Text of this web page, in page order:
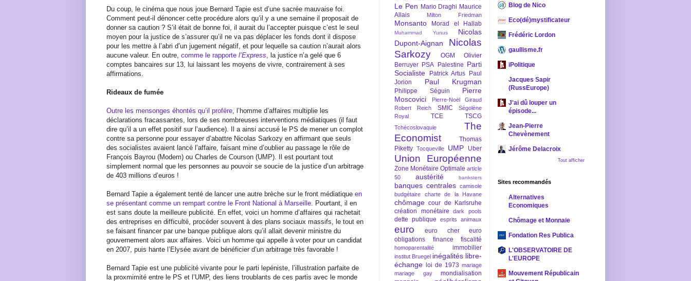
Du coup, le cinéma que nous joue Bernard Tapie est d’une sacrée mauvaise foi.
Comment peut-il dénoncer cette procédure alors qu’il y a une semaine il proposait de
donner sa caution ? S’il était de bonne foi, il aurait du l’accepter puisque c’est le seul
moyen pour la justice de s’assurer qu’il ne va pas déplacer les fonds dont il dispose
pour les mettre à l’abri d’un jugement négatif, et pour lequelle sa caution n’aurait alors
aucune valeur. En outre, comme le rapporte l’Express , la justice n’a gelé que 6
comptes bancaires sur 13, lui laissant les moyens de vivre, contrairement à ses
affirmations.
Rideaux de fumée
Outre les mensonges éhontés qu’il profère , l’homme d’affaires multiplie les
déclarations fracassantes, lors de ses nombreuses interventions médiatiques (il faut
dire qu’il a un effet positif sur l’audience). Il a ainsi accusé le PS de mener un complot
contre sa personne pour essayer d’abattre Nicolas Sarkozy en affirmant que seuls
des socialistes avaient lancé l’affaire, faisant mine d’oublier au passage le rôle de
François Bayrou (Modem) ou Charles de Courson (UMP). Il est pourtant tout
simplement normal que les personnes au pouvoir se soucie de la justice d’un arbitrage
de 403 millions d’euros !
Bernard Tapie a également tenté de lancer une autre brèche sur le front médiatique en
se présentant comme un rempart contre le Front National à Marseille . Pourtant, il en
est sans doute la meilleure publicité. En effet, voici un homme d’affaires qui rachetait
des entreprises en difficulté, procéder souvent à des plans sociaux massifs, le tout en
se faisant financer par une banque publique alors qu’il allait devenir ministre du
gouvernement alors aux affaires. Voici un homme qui appelle à voter pour un candidat
en 2007, puis hante l’Elysée avant de bénéficier d’un arbitrage très favorable !
Bernard Tapie est une publicité vivante pour le parti lepéniste, l’illustration parfaite de
la proxmimité entre le PS et l’UMP, des liens troublants de ces partis avec le monde
Le Pen Mario Draghi Maurice
Allais
Milton Friedman
Monsanto Morad el Hallab
Muhammad Yunus
Nicolas
Dupont-Aignan
Nicolas
Sarkozy
OGM
Olivier
Berruyer PSA Palestine Parti
Socialiste
Patrick Artus
Paul
Jorion
Paul Krugman
Philippe Séguin
Pierre
Moscovici
Pierre-Noël Giraud
Robert Reich
SMIC
Ségolène
Royal
TCE TSCG
Tchécoslovaquie
The
Economist
Thomas
Piketty Tocqueville UMP Uber
Union Européenne
Zone Monétaire Optimale article
50
austérité banksters
banques centrales camisole
budgétaire
charte de la Havane
chômage cour de Karlsruhe
création monétaire
dark pools
dette publique esprits animaux
euro euro cher
euro
obligations
finance fiscalité
homoparentalité immobilier
institut Bruegel inégalités libre-
échange
loi de 1973 mariage
mariage gay
mondialisation
Blog de Nico
Eco(dé)mystificateur
Frédéric Lordon
gaullisme.fr
iPolitique
Jacques Sapir
(RussEurope)
J'ai dû louper un
épisode...
Jean-Pierre
Chevènement
Jérôme Delacroix
Tout afficher
Sites recommandés
Alternatives
Economiques
Chômage et Monnaie
Fondation Res Publica
L'OBSERVATOIRE DE
L'EUROPE
Mouvement Républicain